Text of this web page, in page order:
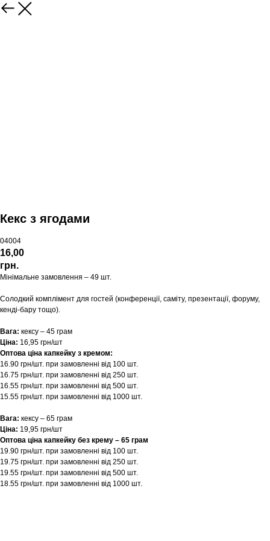
Кекс з ягодами
04004
16,00
грн.
Мінімальне замовлення – 49 шт.
Солодкий комплімент для гостей (конференції, саміту, презентації, форуму,
кенді-бару тощо).
Вага: кексу – 45 грам
Ціна: 16,95 грн/шт
Оптова ціна капкейку з кремом:
16.90 грн/шт. при замовленні від 100 шт.
16.75 грн/шт. при замовленні від 250 шт.
16.55 грн/шт. при замовленні від 500 шт.
15.55 грн/шт. при замовленні від 1000 шт.
Вага: кексу – 65 грам
Ціна: 19,95 грн/шт
Оптова ціна капкейку без крему – 65 грам
19.90 грн/шт. при замовленні від 100 шт.
19.75 грн/шт. при замовленні від 250 шт.
19.55 грн/шт. при замовленні від 500 шт.
18.55 грн/шт. при замовленні від 1000 шт.